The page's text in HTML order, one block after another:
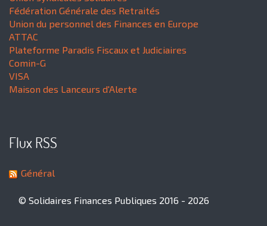
Fédération Générale des Retraités
Union du personnel des Finances en Europe
ATTAC
Plateforme Paradis Fiscaux et Judiciaires
Comin-G
VISA
Maison des Lanceurs d'Alerte
Flux RSS
Général
© Solidaires Finances Publiques 2016 - 2026